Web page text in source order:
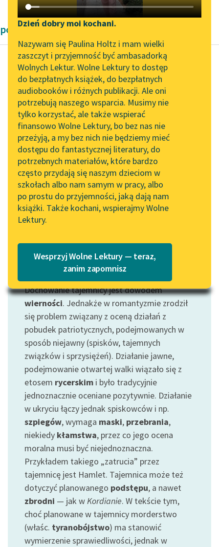
Katalog DAISY
Podkasty o książkach
Zgłoś brak utworu
Aktualności
Zapraszamy na spotkanie
online z tłumaczkami
literatury skandynawskiej
Spotkanie z Katarzyną
Tunkiel w Oslo
Wolne Lektury na 32.
Pol’and’Rock Festivalu
„Kochanek Lady
Chatterley” do słuchania
na Wolnych Lekturach
Nowy audiobook –
„Marzenie o Oriencie”
Lektury szkolne i klasyka
literatury do słuchania dla
uczennic i uczniów z
niepełnosprawnościami
E-kolekcja lektur
szkolnych i literatury do
słuchania dla uczennic i
uczniów z
niepełnosprawnościami
Feministyczne inspiracje.
Popularyzacja
skandynawskiej literatury
feministycznej
Ręce pełne poezji
Kolekcje edukacyjne
twórców przechodzących
do domeny publicznej,
lektur szkolnych oraz
Starego Testamentu
Narzędzia
Mapa Wolnych Lektur
Leśmianator
Przewodnik dla piszących i
czytających
API
OAI-PMH
Widget Wolnych Lektur
Przypisy
Katalog w formacie PDF
Dzień dobry moi kochani.
Nazywam się Paulina Holtz i mam wielki
zaszczyt i przyjemność być ambasadorką
Wolnych Lektur. Wolne Lektury to dostęp
do bezpłatnych książek, do bezpłatnych
audiobooków i różnych publikacji. Ale oni
potrzebują naszego wsparcia. Musimy nie
tylko korzystać, ale także wspierać
finansowo Wolne Lektury, bo bez nas nie
przeżyją, a my bez nich nie będziemy mieć
dostępu do fantastycznej literatury, do
potrzebnych materiałów, które bardzo
często przydają się naszym dzieciom w
szkołach albo nam samym w pracy, albo
po prostu do przyjemności, jaką dają nam
książki. Także kochani, wspierajmy Wolne
Lektury.
Wesprzyj Wolne Lektury — teraz,
zanim zapomnisz
powieści Marcela Prousta
Marcel Proust
W stronę Swanna
Ponieważ nie miałem
żadnego pojęcia o
hierarchii społecznej,
niepodobieństwo, jakie
ojciec widział w tym,
abyśmy...
Czytaj więcej
Motyw: Tajemnica
Dochowanie tajemnicy jest dowodem
wierności. Jednakże w romantyzmie zrodził
się problem związany z oceną działań z
pobudek patriotycznych, podejmowanych w
sposób niejawny (spisków, tajemnych
związków i sprzysiężeń). Działanie jawne,
podejmowanie otwartej walki wiązało się z
etosem rycerskim i było tradycyjnie
jednoznacznie oceniane pozytywnie. Działanie
w ukryciu łączy jednak spiskowców i np.
szpiegów, wymaga maski, przebrania,
niekiedy kłamstwa, przez co jego ocena
moralna musi być niejednoznaczna.
Przykładem takiego „zatrucia” przez
tajemnicę jest Hamlet. Tajemnica może też
dotyczyć planowanego podstępu, a nawet
zbrodni — jak wKordianie. W tekście tym,
choć planowane w tajemnicy morderstwo
(właśc. tyranobójstwo) ma stanowić
wymierzenie sprawiedliwości, jednak w